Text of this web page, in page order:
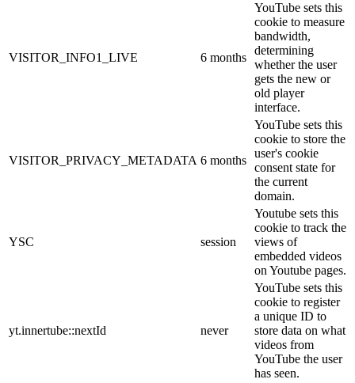
VISITOR_INFO1_LIVE 6 months
YouTube sets this
cookie to measure
bandwidth,
determining
whether the user
gets the new or
old player
interface.
VISITOR_PRIVACY_METADATA 6 months
YouTube sets this
cookie to store the
user's cookie
consent state for
the current
domain.
YSC session
Youtube sets this
cookie to track the
views of
embedded videos
on Youtube pages.
yt.innertube::nextId never
YouTube sets this
cookie to register
a unique ID to
store data on what
videos from
YouTube the user
has seen.